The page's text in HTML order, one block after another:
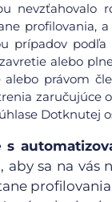
nevzťahovalo
prípadov
alebo
alebo právom
zaručujúce
Dotknutej
s
sa na vás